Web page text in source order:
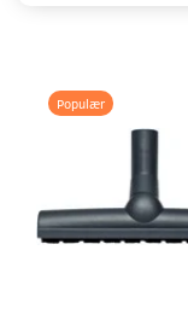
Populær